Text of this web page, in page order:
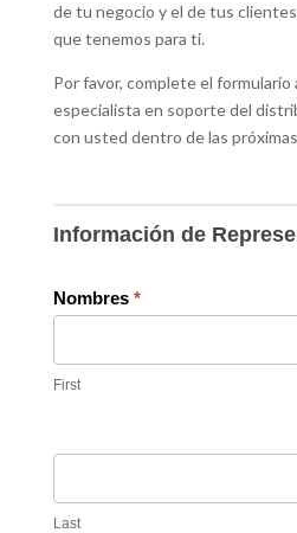
de tu negocio y el de tus
que tenemos para ti.
Por favor, complete el formulario
especialista en soporte del
con usted dentro de las
Información de
Nombres *
First
Last